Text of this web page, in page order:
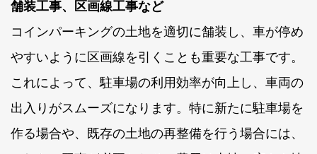
舗装工事、区画線工事など
コインパーキングの土地を適切に舗装し、車が停め
やすいように区画線を引くことも重要な工事です。
これによって、駐車場の利用効率が向上し、車両の
出入りがスムーズになります。特に新たに駐車場を
作る場合や、既存の土地の再整備を行う場合には、